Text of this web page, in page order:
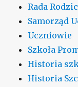
Rada
Samorząd
Uczniowie
Szkoła
Historia
Historia